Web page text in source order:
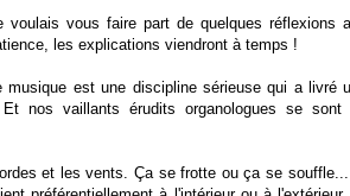
vous faire part de quelques réflexions
les explications viendront à temps !
musique est une discipline sérieuse qui a livré
nos vaillants érudits organologues se
et les vents. Ça se frotte ou ça se